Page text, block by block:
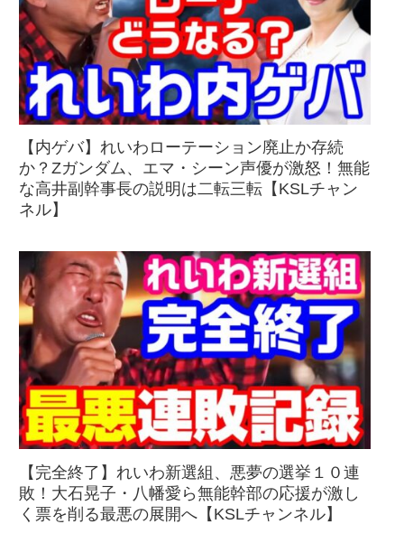
【内ゲバ】れいわローテーション廃止か存続
か？Zガンダム、エマ・シーン声優が激怒！無能
な高井副幹事長の説明は二転三転【KSLチャン
ネル】
【完全終了】れいわ新選組、悪夢の選挙１０連
敗！大石晃子・八幡愛ら無能幹部の応援が激し
く票を削る最悪の展開へ【KSLチャンネル】